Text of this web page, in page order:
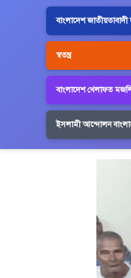
বাংলাদেশ
স্বতন্ত্র
বাংলাদেশ খেলাফত
ইসলামী আন্দোলন